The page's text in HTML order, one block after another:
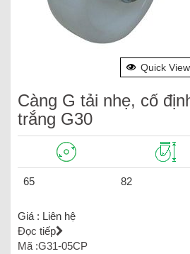
Quick View
Càng G tải nhẹ, cố
trắng G30
65 82
Giá : Liên hệ
Đọc tiếp
Mã :G31-05CP